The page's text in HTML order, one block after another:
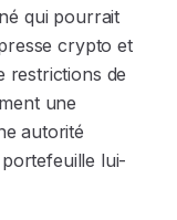
qui pourrait
crypto et
restrictions de
une
autorité
lui-